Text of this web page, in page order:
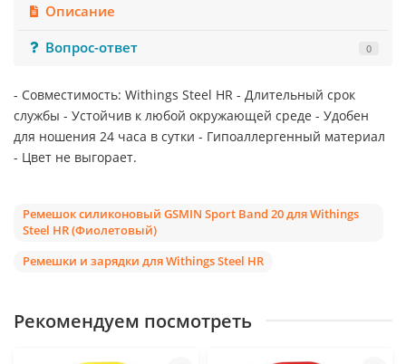
Описание
Вопрос-ответ
0
- Совместимость: Withings Steel HR - Длительный срок
службы - Устойчив к любой окружающей среде - Удобен
для ношения 24 часа в сутки - Гипоаллергенный материал
- Цвет не выгорает.
Ремешок силиконовый GSMIN Sport Band 20 для Withings
Steel HR (Фиолетовый)
Ремешки и зарядки для Withings Steel HR
Рекомендуем посмотреть